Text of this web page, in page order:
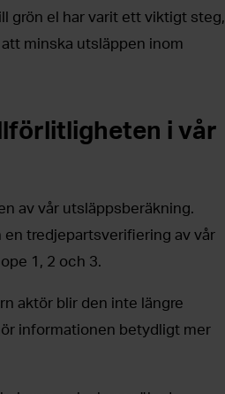
grön el har varit ett viktigt steg,
minska utsläppen inom
i vår
av vår utsläppsberäkning.
tredjepartsverifiering av vår
1, 2 och 3.
aktör blir den inte längre
informationen betydligt mer